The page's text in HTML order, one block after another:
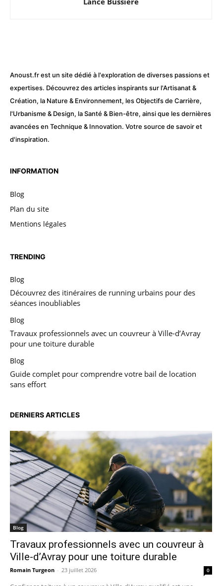
Anoust.fr est un site dédié à l'exploration de diverses passions et
expertises. Découvrez des articles inspirants sur l'Artisanat &
Création, la Nature & Environnement, les Objectifs de Carrière,
l'Urbanisme & Design, la Santé & Bien-être, ainsi que les dernières
avancées en Technique & Innovation. Votre source de savoir et
d'inspiration.
INFORMATION
Blog
Plan du site
Mentions légales
TRENDING
Blog
Découvrez des itinéraires de running urbains pour des
séances inoubliables
Blog
Travaux professionnels avec un couvreur à Ville-d’Avray
pour une toiture durable
Blog
Guide complet pour comprendre votre bail de location
sans effort
DERNIERS ARTICLES
Blog
Travaux professionnels avec un couvreur à
Ville-d’Avray pour une toiture durable
Romain Turgeon - 23 juillet 2026 0